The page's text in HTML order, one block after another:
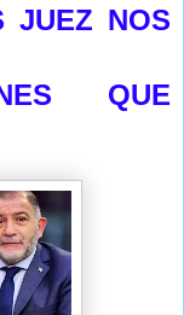
JUEZ NOS
QUE